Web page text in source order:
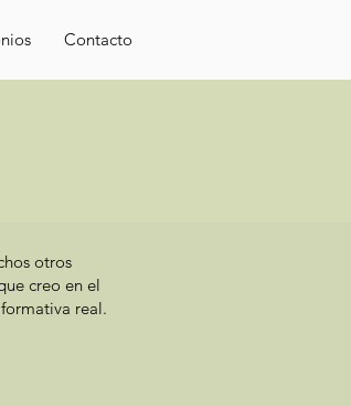
Contacto
otros
creo en el
real.